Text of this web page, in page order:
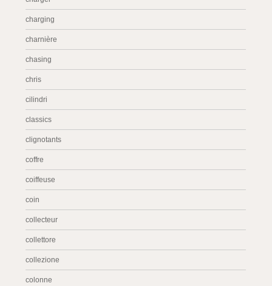
charging
charnière
chasing
chris
cilindri
classics
clignotants
coffre
coiffeuse
coin
collecteur
collettore
collezione
colonne